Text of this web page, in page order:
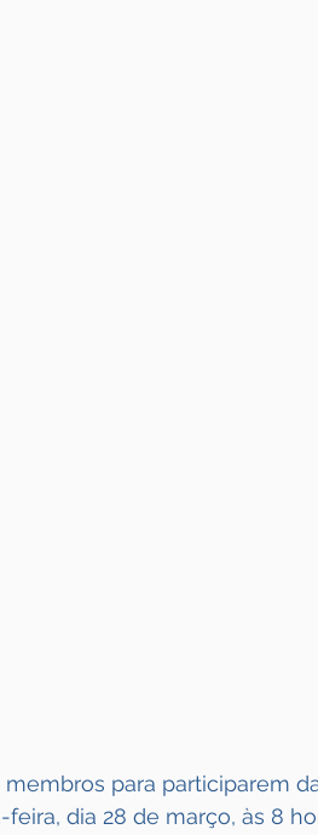
para participarem
dia 28 de março, às 8